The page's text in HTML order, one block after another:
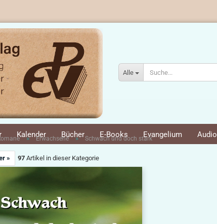
Alle
Kalender Bücher E-Books Evangelium Audio
» Erwachsene » Schwach und doch stark
» 97 Artikel in dieser Kategorie